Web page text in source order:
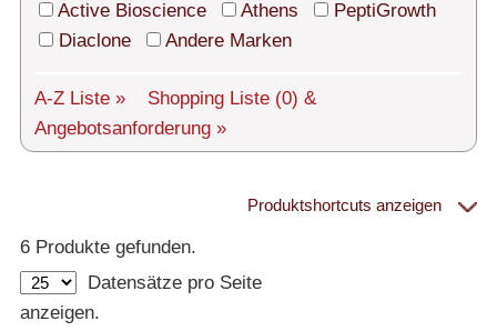
Versand
Über uns
Service
Login
English
Active Bioscience
Athens
PeptiGrowth
Diaclone
Andere Marken
A-Z Liste » Shopping Liste (0) &
Angebotsanforderung »
Proteine
– Alle Proteine
– Human
Produktshortcuts anzeigen
6 Produkte gefunden.
Datensätze pro Seite
anzeigen.